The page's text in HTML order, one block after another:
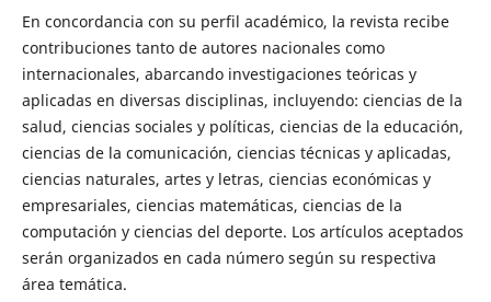
En concordancia con su perfil académico, la revista recibe
contribuciones tanto de autores nacionales como
internacionales, abarcando investigaciones teóricas y
aplicadas en diversas disciplinas, incluyendo: ciencias de la
salud, ciencias sociales y políticas, ciencias de la educación,
ciencias de la comunicación, ciencias técnicas y aplicadas,
ciencias naturales, artes y letras, ciencias económicas y
empresariales, ciencias matemáticas, ciencias de la
computación y ciencias del deporte. Los artículos aceptados
serán organizados en cada número según su respectiva
área temática.